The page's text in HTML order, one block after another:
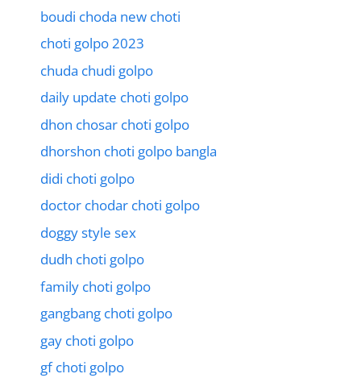
boudi choda new choti
choti golpo 2023
chuda chudi golpo
daily update choti golpo
dhon chosar choti golpo
dhorshon choti golpo bangla
didi choti golpo
doctor chodar choti golpo
doggy style sex
dudh choti golpo
family choti golpo
gangbang choti golpo
gay choti golpo
gf choti golpo